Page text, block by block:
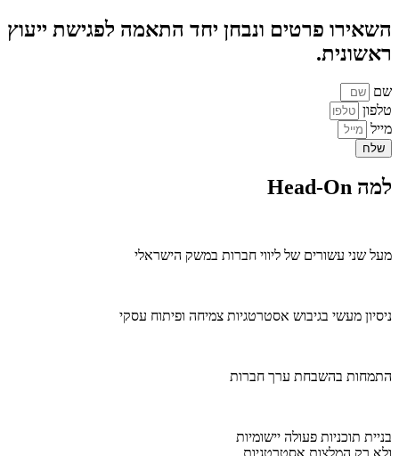
השאירו פרטים ונבחן יחד התאמה לפגישת ייעוץ
ראשונית.
שם
טלפון
מייל
שלח
למה Head-On
מעל שני עשורים של ליווי חברות במשק הישראלי
ניסיון מעשי בגיבוש אסטרטגיות צמיחה ופיתוח עסקי
התמחות בהשבחת ערך חברות
בניית תוכניות פעולה יישומיות